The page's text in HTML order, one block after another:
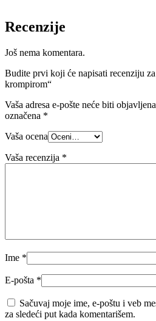
Recenzije
Još nema komentara.
Budite prvi koji će napisati recenziju
krompirom“
Vaša adresa e-pošte neće biti
označena *
Vaša ocena
Vaša recenzija *
Ime *
E-pošta *
Sačuvaj moje ime, e-poštu i veb
za sledeći put kada komentarišem.